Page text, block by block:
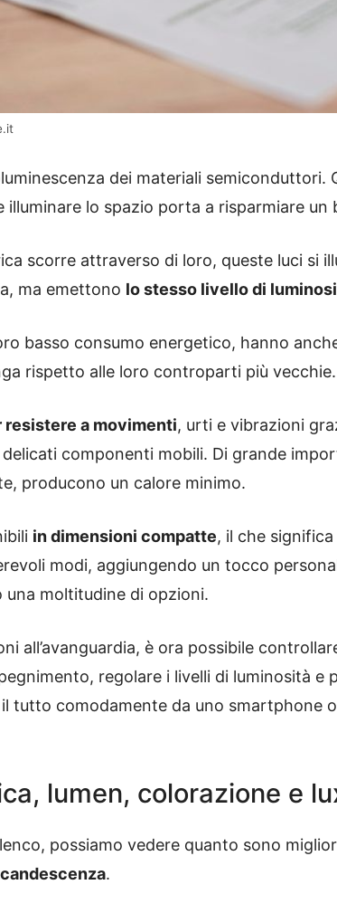
dei materiali semiconduttori.
illuminare lo spazio porta a risparmiare un
scorre attraverso di loro, queste luci si
ma emettono lo stesso livello di
basso consumo energetico, hanno
rispetto alle loro controparti più vecchie.
resistere a movimenti, urti e vibrazioni
componenti mobili. Di grande
producono un calore minimo.
in dimensioni compatte, il che
modi, aggiungendo un tocco
una moltitudine di opzioni.
all’avanguardia, è ora possibile
regolare i livelli di luminosità e
il tutto comodamente da uno smartphone o
lumen, colorazione e
possiamo vedere quanto sono
.